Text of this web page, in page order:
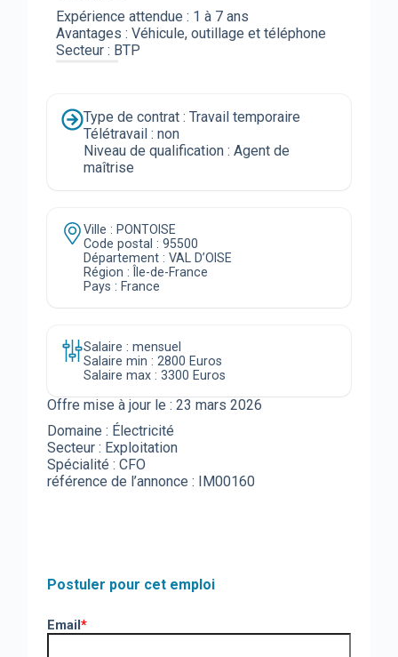
Expérience attendue : 1 à 7 ans
Avantages : Véhicule, outillage et téléphone
Secteur : BTP
Type de contrat : Travail temporaire
Télétravail : non
Niveau de qualification : Agent de
maîtrise
Ville : PONTOISE
Code postal : 95500
Département : VAL D’OISE
Région : Île-de-France
Pays : France
Salaire : mensuel
Salaire min : 2800 Euros
Salaire max : 3300 Euros
Offre mise à jour le :23 mars 2026
Domaine : Électricité
Secteur : Exploitation
Spécialité : CFO
référence de l’annonce : IM00160
Postuler pour cet emploi
Email*